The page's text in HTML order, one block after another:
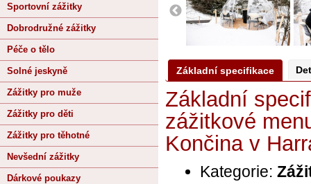
Základní specifikace
Základní
zážitkové
Končina v
Kategorie:
Sportovní zážitky
Dobrodružné zážitky
Péče o tělo
Solné jeskyně
Zážitky pro muže
Zážitky pro děti
Zážitky pro těhotné
Nevšední zážitky
Dárkové poukazy